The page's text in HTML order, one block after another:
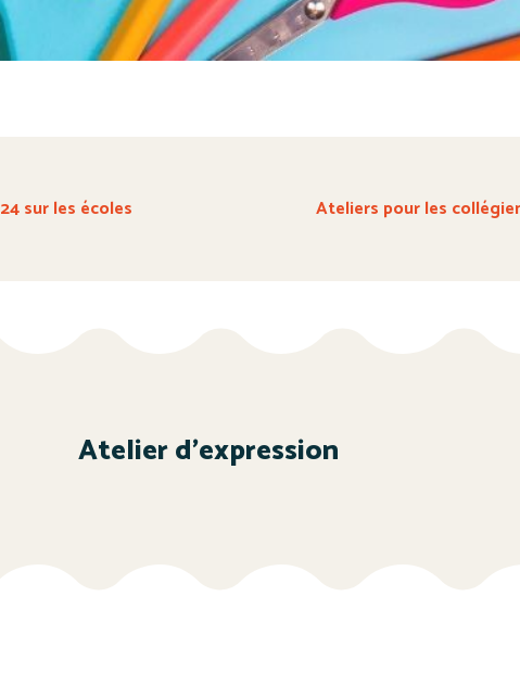
sur les écoles
Ateliers pour les
Atelier d’expression